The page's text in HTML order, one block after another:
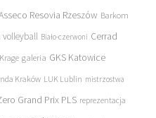
Resovia Rzeszów Barkom
volleyball Biało-czerwoni Cerrad
galeria GKS Katowice
Kraków LUK Lublin mistrzostwa
Grand Prix PLS reprezentacja